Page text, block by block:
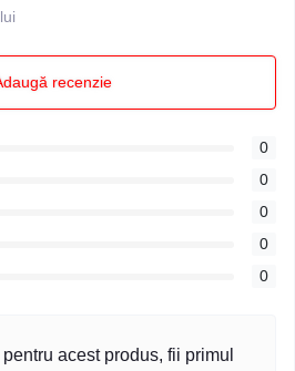
recenzie
0
0
0
0
0
acest produs, fii primul